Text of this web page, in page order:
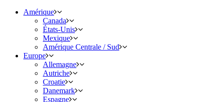
Amérique
Canada
États-Unis
Mexique
Amérique Centrale / Sud
Europe
Allemagne
Autriche
Croatie
Danemark
Espagne